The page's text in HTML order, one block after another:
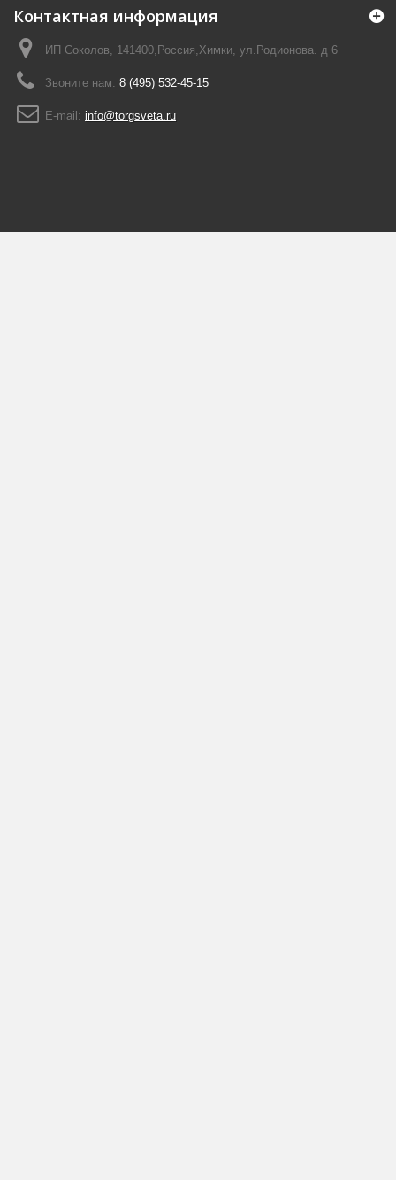
Контактная информация
ИП Соколов, 141400,Россия,Химки, ул.Родионова. д 6
Звоните нам: 8 (495) 532-45-15
E-mail: info@torgsveta.ru